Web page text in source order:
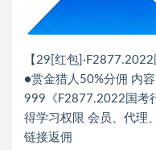
【29[红包
●赏金猎人50%分佣 内
999《F2877.2022国考
得学习权限 会员、代理
链接返佣